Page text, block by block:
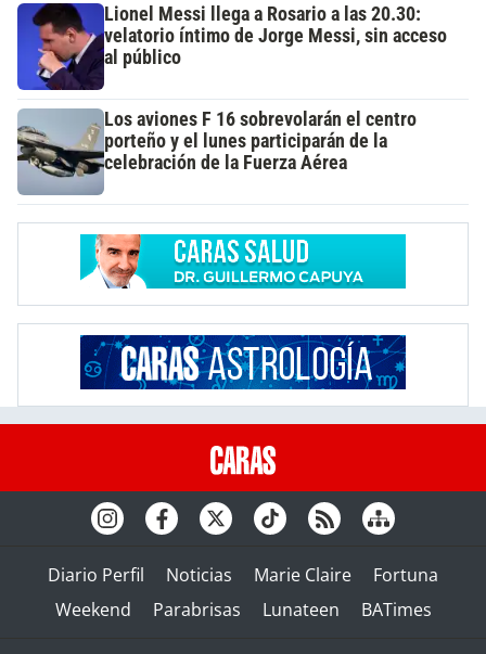
Lionel Messi llega a Rosario a las 20.30:
velatorio íntimo de Jorge Messi, sin acceso
al público
Los aviones F 16 sobrevolarán el centro
porteño y el lunes participarán de la
celebración de la Fuerza Aérea
Diario Perfil Noticias Marie Claire
Fortuna
Weekend
Parabrisas Lunateen BATimes